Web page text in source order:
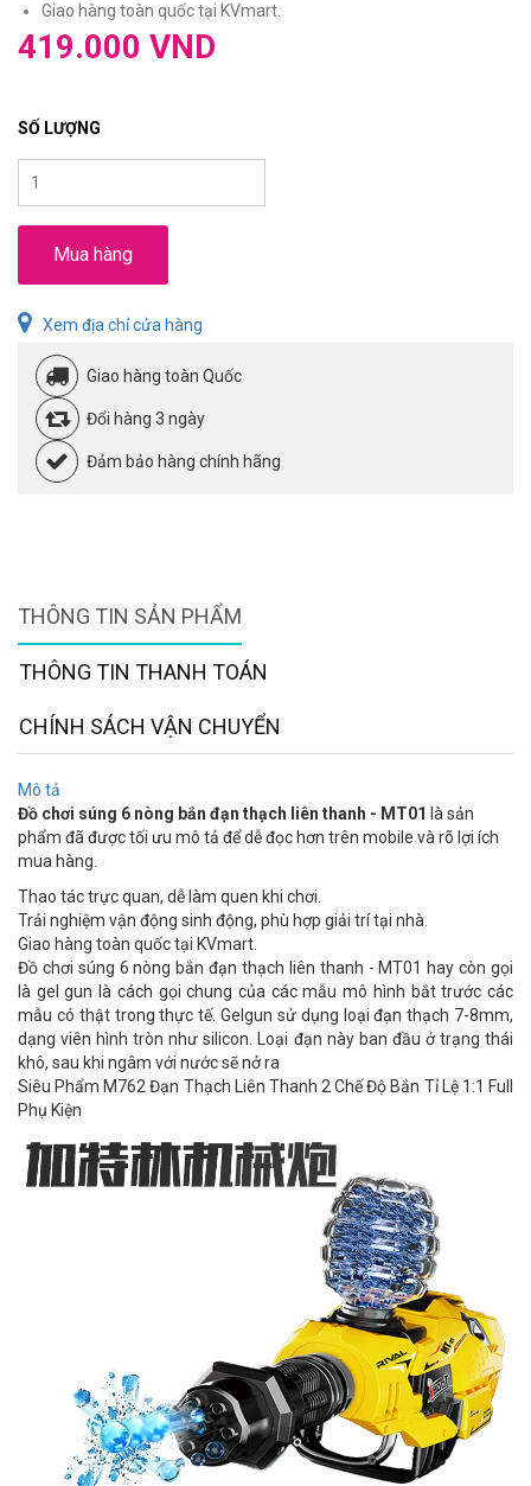
Giao hàng toàn quốc tại KVmart.
419.000 VND
SỐ LƯỢNG
Mua hàng
Xem địa chỉ cửa hàng
Giao hàng toàn Quốc
Đổi hàng 3 ngày
Đảm bảo hàng chính hãng
THÔNG TIN SẢN PHẨM
THÔNG TIN THANH TOÁN
CHÍNH SÁCH VẬN CHUYỂN
Mô tả
Đồ chơi súng 6 nòng bắn đạn thạch liên thanh - MT01 là sản
phẩm đã được tối ưu mô tả để dễ đọc hơn trên mobile và rõ lợi ích
mua hàng.
Thao tác trực quan, dễ làm quen khi chơi.
Trải nghiệm vận động sinh động, phù hợp giải trí tại nhà.
Giao hàng toàn quốc tại KVmart.
Đồ chơi súng 6 nòng bắn đạn thạch liên thanh - MT01 hay còn gọi
là gel gun là cách gọi chung của các mẫu mô hình bắt trước các
mẫu có thật trong thực tế. Gelgun sử dụng loại đạn thạch 7-8mm,
dạng viên hình tròn như silicon. Loại đạn này ban đầu ở trạng thái
khô, sau khi ngâm với nước sẽ nở ra
Siêu Phẩm M762 Đạn Thạch Liên Thanh 2 Chế Độ Bắn Tỉ Lệ 1:1 Full
Phụ Kiện